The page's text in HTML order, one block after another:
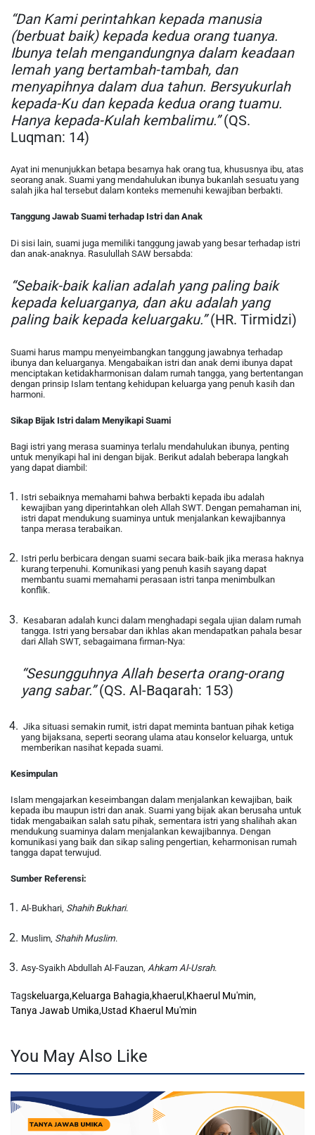
“Dan Kami perintahkan kepada manusia
(berbuat baik) kepada kedua orang tuanya.
Ibunya telah mengandungnya dalam keadaan
lemah yang bertambah-tambah, dan
menyapihnya dalam dua tahun. Bersyukurlah
kepada-Ku dan kepada kedua orang tuamu.
Hanya kepada-Kulah kembalimu.”(QS.
Luqman: 14)
Ayat ini menunjukkan betapa besarnya hak orang tua, khususnya ibu, atas
seorang anak. Suami yang mendahulukan ibunya bukanlah sesuatu yang
salah jika hal tersebut dalam konteks memenuhi kewajiban berbakti.
Tanggung Jawab Suami terhadap Istri dan Anak
Di sisi lain, suami juga memiliki tanggung jawab yang besar terhadap istri
dan anak-anaknya. Rasulullah SAW bersabda:
“Sebaik-baik kalian adalah yang paling baik
kepada keluarganya, dan aku adalah yang
paling baik kepada keluargaku.”(HR. Tirmidzi)
Suami harus mampu menyeimbangkan tanggung jawabnya terhadap
ibunya dan keluarganya. Mengabaikan istri dan anak demi ibunya dapat
menciptakan ketidakharmonisan dalam rumah tangga, yang bertentangan
dengan prinsip Islam tentang kehidupan keluarga yang penuh kasih dan
harmoni.
Sikap Bijak Istri dalam Menyikapi Suami
Bagi istri yang merasa suaminya terlalu mendahulukan ibunya, penting
untuk menyikapi hal ini dengan bijak. Berikut adalah beberapa langkah
yang dapat diambil:
Istri sebaiknya memahami bahwa berbakti kepada ibu adalah
kewajiban yang diperintahkan oleh Allah SWT. Dengan pemahaman ini,
istri dapat mendukung suaminya untuk menjalankan kewajibannya
tanpa merasa terabaikan.
Istri perlu berbicara dengan suami secara baik-baik jika merasa haknya
kurang terpenuhi. Komunikasi yang penuh kasih sayang dapat
membantu suami memahami perasaan istri tanpa menimbulkan
konflik.
Kesabaran adalah kunci dalam menghadapi segala ujian dalam rumah
tangga. Istri yang bersabar dan ikhlas akan mendapatkan pahala besar
dari Allah SWT, sebagaimana firman-Nya:
“Sesungguhnya Allah beserta orang-orang
yang sabar.”(QS. Al-Baqarah: 153)
Jika situasi semakin rumit, istri dapat meminta bantuan pihak ketiga
yang bijaksana, seperti seorang ulama atau konselor keluarga, untuk
memberikan nasihat kepada suami.
Kesimpulan
Islam mengajarkan keseimbangan dalam menjalankan kewajiban, baik
kepada ibu maupun istri dan anak. Suami yang bijak akan berusaha untuk
tidak mengabaikan salah satu pihak, sementara istri yang shalihah akan
mendukung suaminya dalam menjalankan kewajibannya. Dengan
komunikasi yang baik dan sikap saling pengertian, keharmonisan rumah
tangga dapat terwujud.
Sumber Referensi:
Al-Bukhari, Shahih Bukhari.
Muslim, Shahih Muslim.
Asy-Syaikh Abdullah Al-Fauzan, Ahkam Al-Usrah.
Tagskeluarga,Keluarga Bahagia,khaerul ,Khaerul Mu'min,
Tanya Jawab Umika,Ustad Khaerul Mu'min
You May Also Like